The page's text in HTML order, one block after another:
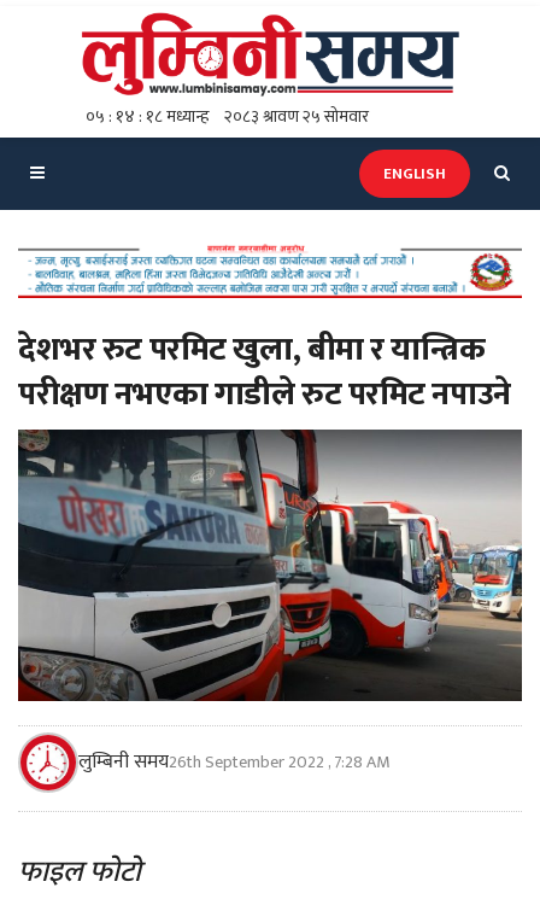
ENGLISH
देशभर रुट परमिट खुला, बीमा र यान्त्रिक
परीक्षण नभएका गाडीले रुट परमिट नपाउने
लुम्बिनी समय26th September 2022 , 7:28 AM
फाइल फाेटाे